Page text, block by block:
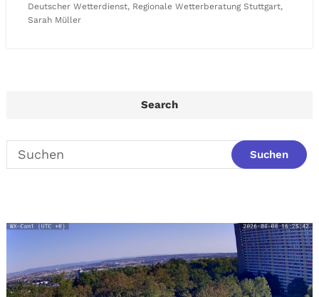
Deutscher Wetterdienst, Regionale Wetterberatung Stuttgart,
Sarah Müller
Search